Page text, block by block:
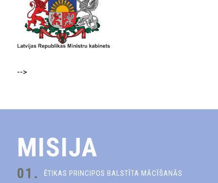
-->
MISIJA
01.
ĒTIKAS PRINCIPOS BALSTĪTA MĀCĪŠANĀS